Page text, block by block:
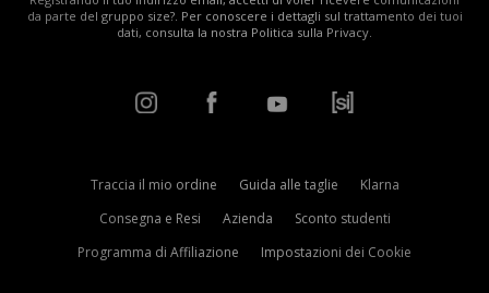
da parte del gruppo size?. Per conoscere i dettagli sul trattamento dei tuoi
dati, consulta la nostra Politica sulla Privacy.
Traccia il mio ordine Guida alle taglie
Klarna
Consegna e Resi
Azienda
Sconto studenti
Programma di Affiliazione
Impostazioni dei Cookie